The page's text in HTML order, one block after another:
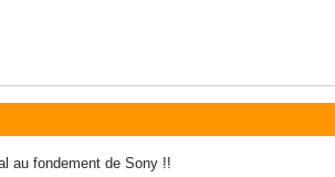
au fondement de Sony !!